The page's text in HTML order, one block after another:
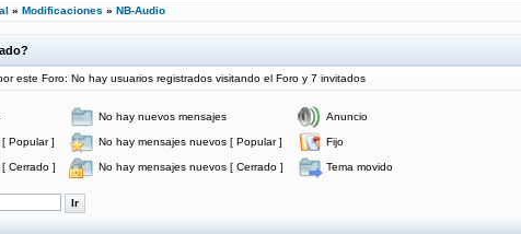
» Modificaciones » NB-Audio
este Foro: No hay usuarios registrados visitando el Foro y 7 invitados
No hay nuevos mensajes Anuncio
Popular ] No hay mensajes nuevos [ Popular ] Fijo
Cerrado ] No hay mensajes nuevos [ Cerrado ] Tema movido